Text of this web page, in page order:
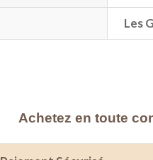
Les
Achetez en toute